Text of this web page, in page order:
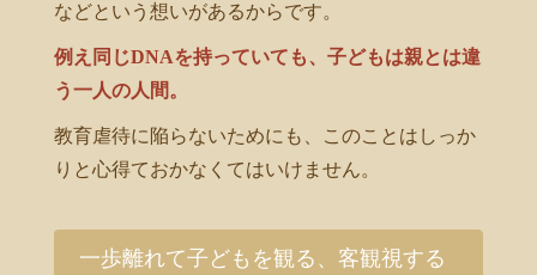
などという想いがあるからです。
例え同じDNAを持っていても、子どもは親とは違
う一人の人間。
教育虐待に陥らないためにも、このことはしっか
りと心得ておかなくてはいけません。
一歩離れて子どもを観る、客観視する